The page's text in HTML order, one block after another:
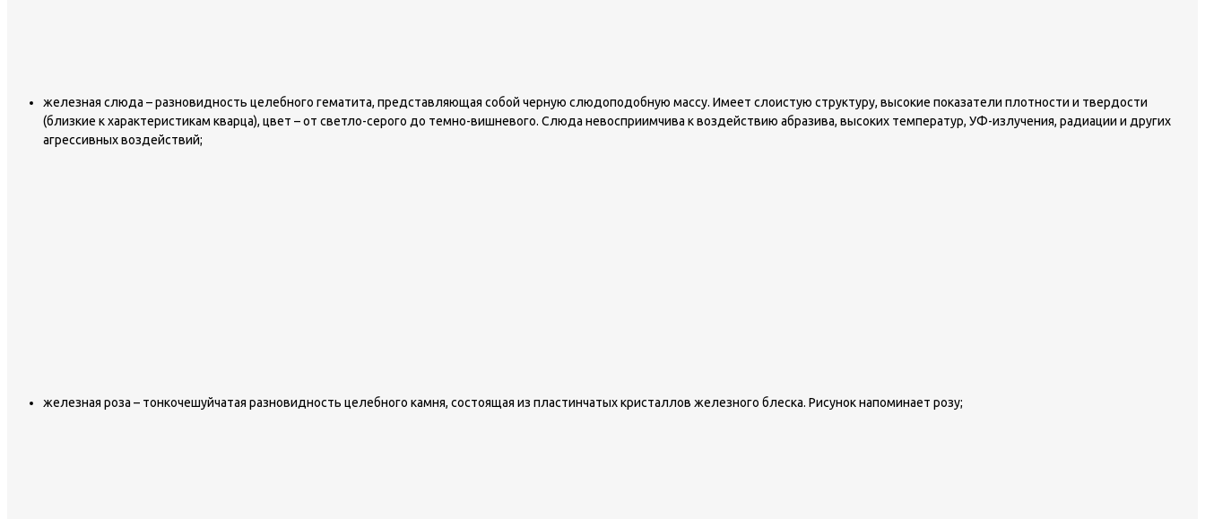
железная слюда – разновидность целебного гематита, представляющая собой черную слюдоподобную массу. Имеет слоистую структуру, высокие показатели плотности и твердости
(близкие к характеристикам кварца), цвет – от светло-серого до темно-вишневого. Слюда невосприимчива к воздействию абразива, высоких температур, УФ-излучения, радиации и других
агрессивных воздействий;
железная роза – тонкочешуйчатая разновидность целебного камня, состоящая из пластинчатых кристаллов железного блеска. Рисунок напоминает розу;